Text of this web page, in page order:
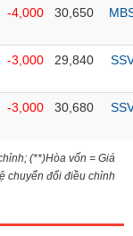
-4,000 30,650
-3,000 29,840
-3,000 30,680
(**)Hòa vốn = Giá
chuyển đổi điều chỉnh